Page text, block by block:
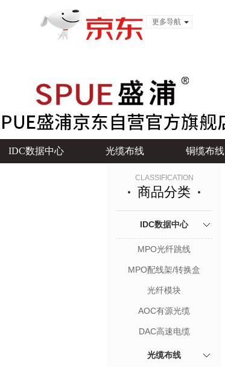
更多导航
IDC数据中心 光缆布线 铜缆布线
CLASSIFICATION
商品分类
IDC数据中心
MPO光纤跳线
MPO配线架/转换盒
光纤模块
AOC有源光缆
DAC高速电缆
光缆布线